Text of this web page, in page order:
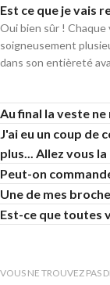
Est ce que je vais
Oui bien sûr !
soigneusement
dans son entièreté
Au final la veste
J'ai eu un coup de
plus... Allez vous
Peut-on
Une de mes
Est-ce que toutes
VOUS NE TROUVEZ PAS